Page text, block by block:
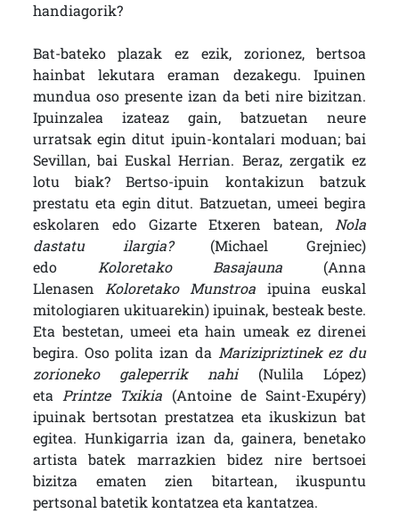
handiagorik?
Bat-bateko plazak ez ezik, zorionez, bertsoa
hainbat lekutara eraman dezakegu. Ipuinen
mundua oso presente izan da beti nire bizitzan.
Ipuinzalea izateaz gain, batzuetan neure
urratsak egin ditut ipuin-kontalari moduan; bai
Sevillan, bai Euskal Herrian. Beraz, zergatik ez
lotu biak? Bertso-ipuin kontakizun batzuk
prestatu eta egin ditut. Batzuetan, umeei begira
eskolaren edo Gizarte Etxeren batean,Nola
dastatu ilargia?(Michael Grejniec)
edo Koloretako Basajauna (Anna
Llenasen Koloretako Munstroa ipuina euskal
mitologiaren ukituarekin) ipuinak, besteak beste.
Eta bestetan, umeei eta hain umeak ez direnei
begira. Oso polita izan da Marizipriztinek ez du
zorioneko galeperrik nahi(Nulila López)
etaPrintze Txikia (Antoine de Saint-Exupéry)
ipuinak bertsotan prestatzea eta ikuskizun bat
egitea. Hunkigarria izan da, gainera, benetako
artista batek marrazkien bidez nire bertsoei
bizitza ematen zien bitartean, ikuspuntu
pertsonal batetik kontatzea eta kantatzea.